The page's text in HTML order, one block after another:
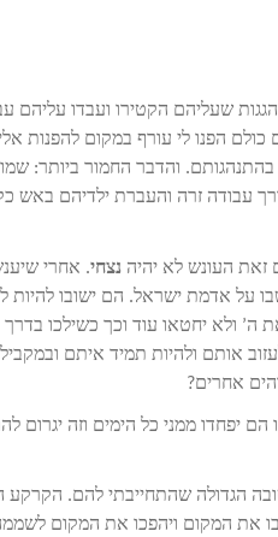
שעליהם הקטירו ועבדו עליהם
כולם הפנו לי עורף במקום להפנות
והדבר החמור ביותר: שמו
עבודה זרה והעברת ילדיהם באש
זאת העונש לא יהיה נצחי. אחרי
על אדמת ישראל. הם ישובו להיות
ולא יחטאו עוד וכך כשילכו בדרך
אותם ולהיות תמיד איתם
אחרים?
ממני כל הימים וזה יגרום
הגדולה שהתחייבתי להם. הקרקע
את המקום ויהפכו את המקום